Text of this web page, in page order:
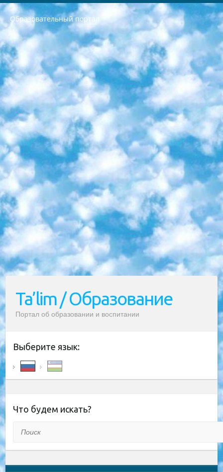
Образовательный портал
РЕСПУБЛИКА УЗБЕКИСТАН МИНИСТРЕРСТВО ДОШКОЛЬНОГО И ШКОЛЬНОГО ОБРАЗОВАНИЯ КОМАНДА в общеобразовательных учреждениях в 2023-2024 учебном году организация и проведение итоговой государственной аттестации обучающихся о Министра дошкольного и школьного образования Республики Узбекистан от 4 марта 2008 года (постановлением Минюста от 20 марта 2008 года № 1778 государственной регистрации) «Итоговое состояние учащихся общего среднего образования на основании положения об утверждении положения об аттестации общего среднего образования выпускной экзамен студентов в образовательных учреждениях в 2023-2024 учебном году В целях организации и прохождения аттестации приказываю: 1. Следующее: перечень предметов, по которым будет проводиться итоговая государственная аттестация и экзамен формы перевода согласно приложению 1; сертификаты международного образца, оценивающие уровень владения иностранными языками перечень согласно приложению 2; 2. Педагогический при специализированных образовательных учреждениях. научно-практический центр квалификации и международной оценки (Д.Давидова) 2024 г. До 25 марта: задания по предметам, по которым будет проводиться итоговая аттестация разработка и утверждение технических условий; итоговая аттестация на основании разработанного предметного задания разработка вопросов по предметам (устно и письменно), экзамен передача; общеобразовательные средние школы и специальные учебные заведения учащиеся выпускных классов школ и интернатов в агентской системе подготовка базы данных экзаменационных материалов и критериев оценки; перевод базы экзаменационных материалов на все языки обучения подать в Республиканский образовательный центр для изготовления; варианты экзаменов на основе разработанных контрольных материалов пусть будут поставлены задачи формирования. 3. Республиканский образовательный центр (Ш.Худайкулов) до 5 апреля 2024 года. до: база данных предоставленных экзаменационных материалов на все языки обучения перевод и экспертиза; для слепых, слабовидящих, глухих, слабослышащих и умственно отсталых детей учащиеся выпускных классов специализированных школ и школ-интернатов база данных экзаменационных материалов на всех преподаваемых языках подготовка критериев оценки; специализированные школы для умственно отсталых детей и технологии для учащихся выпускных классов школ-интернатов разработка соответствующих рекомендаций и критериев проведения ЕГЭ по естествознанию давать задания. 4. Педагогический при специализированных образовательных учреждениях. Научно-практический центр навыков и международной оценки (Д.Давидова), Республика образовательный центр (Худайкулов Ш.) итоговый государственный аттестационный экзамен ориентирован на творческое и логическое мышление при подготовке базы материалов учитывать введение заданий. 5. Следует отметить, что: сертификат государственного образца о знании общеобразовательного предмета и как минимум национальный уровень B1 по предметам на иностранных языках, указанным в Приложении 2. или международно признанный сертификат эквивалентного уровня студенты, изучающие определенный предмет, освобождаются от экзамена; по соответствующим предметам запланирована итоговая государственная аттестация за день до дня, путем жеребьевки Рабочей группой (в письменной форме по предметам, проводимым в форме) из числа сформированных вариантов выбрано 2 варианта; 2 выбранных варианта экзамена анонсированы на официальном сайте министерства и все выпускники по всей стране на основе этих вариантов проводит итоговую государственную аттестацию. 6. Государственное образование учащихся средних общеобразовательных учреждений. знания в соответствии с квалификационными требованиями, которые необходимо приобрести на основании стандартов итоговый (выпускной) контроль для 9 и 11 классов в целях тестирования Экзамены (далее – экзамены) состоят из предметов, перечисленных в приложении 1. будет сделано. 7. Экзамены пройдут с 26 мая по 15 июня 2024 г. (кроме науки физического воспитания). 8. Физическая для учащихся 9 классов общесредних образовательных учреждений. Экзамены по предмету «Образование, квалификация медицина» 1-6 мая 2024 года. сотрудники перевести под присмотр (с отклонениями в физическом или умственном развитии) специализированная школа для детей, школы-интернаты и со сколиозом школы-интернаты санаторного типа для больных детей исключены). 9. Он был слепым, слабовидящим и имел нарушения опорно-двигательного аппарата. экзамены в специализированных школах и интернатах для детей должны проводиться исходя из требований, предъявляемых к общеобразовательным учреждениям (физкультура кроме науки). 10. Специализированная школа для глухих и слабослышащих детей. и экзамены в интернатах и быть реализован в виде письменного теста по математике. 11. Специальность для умственно отсталых детей. Для 9 класса Родной язык и литературное письмо Государственный язык (язык обучения – узбекский). для неклассов) написано Математическое письмо Письменная/устная история Узбекистана Физическое воспитание практично Итоговый контроль Для 11 класса Написание родного языка и литературы (эссе) Математическое письмо Узбекский язык (обучение на узбекском языке) не посещающее общее среднее образование для учреждений)/Образовательное учреждение выбор письменный и устный Иностранный язык письменный/устный Письменная/устная история Узбекистана *По выбору студента:  Химия  Физика  Основы государственного права  География 10 бесплатных образовательных ресурсов - Мы составили подборку онлайн-проектов с интерактивными упражнениями, видеолекциями и статьями. Они помогут вам обрести новые и освежить старые знания бесплатно. 1. «ИНТУИТ» Старейшая образовательная площадка Рунета. Здесь вы найдёте сотни текстовых и видеокурсов на десятки различных тем — от программирования до психологии. Многие курсы подготовлены российскими университетами и крупными международными компаниями вроде Intel и Microsoft. Самостоятельное обучение бесплатное, но желающие могут оплатить услуги персональных наставников. 2. «Смартия» знакомит с актуальными профессиями и подсказывает, как им обучаться. Выбрав заинтересовавшую вас специальность — SMM-специалист, фотограф, веб-дизайнер или другую, — увидите список необходимых для неё умений. Чтобы вы могли освоить их самостоятельно, для каждого умения площадка отображает подборку ссылок на учебные материалы. Хотя «Смартия» ориентируется на русскоязычную аудиторию, часть контента всё же доступна только на английском. 3. «Лекторий Физтеха» Проект Московского физико-технического института (Физтеха). С его помощью вы можете смотреть онлайн серии лекций, записанные на видео в этом вузе. В числе доступных предметов — физика, биология, химия, информационные технологии и другие. К некоторым лекциям администрация ресурса прилагает готовые конспекты, которые можно скачивать в PDF-формате. 4. ITMOcourses Онлайн-площадка Санкт-Петербургского национального исследовательского университета информационных технологий, механики и оптики (ИТМО). Ресурс предоставляет свободный доступ к курсам, разработанным в этом вузе. Каталог материалов разбит на четыре категории: «Оптические системы и технологии», «Приборостроение и робототехника», «Информационные технологии» и «Биотехнологии». Курсы состоят из видеолекций, интерактивных демонстраций и заданий. 5. «КиберЛенинка» Электронная научная библиотека открытого доступа. Каталог площадки регулярно обрастает текстами статей из различных научных изданий. Сгруппированные по журналам и рубрикам публикации можно читать онлайн или скачивать целиком в PDF-формате. Проект нацелен на популяризацию науки за счёт открытого доступа к качественной информации. 6. «ПостНаука» На этом ресурсе публикуют подборки видеолекций, составленные экспертами из разных отраслей и объединённые общими темами. Среди них, к примеру, есть серии «Биоинформатика и геномика», «Культура средневековой Скандинавии» и Cinema Studies о теории кино. Каждая подборка лекций — логически связанная история, рассказанная экспертом от первого лица. Кроме того, на сайте появляются научно-образовательные статьи и тесты на разные темы. 7. «Newочём» Команда проекта «Newочём» отбирает самые интересные тексты из англоязычных СМИ и переводит те из них, за которые голосуют участники сообщества «ВКонтакте». По большей части это научно-популярные статьи. Редакторы придумывают лишь заголовки, в остальном содержание переводов соответствует оригиналам. Полные тексты можно читать прямо в социальной сети. 8. InternetUrok Онлайн-база материалов по основным дисциплинам школьной программы. Информация на сайте структурирована по классам, предметам и темам (урокам). Каждый урок состоит из видеолекций и конспектов. Есть также интерактивные тренажёры и тесты для закрепления пройденного материала. Даже если вы давно окончили школу, возможность повторить программу старших классов всегда может пригодиться. 9. Edutainme Ещё один ресурс об образовании. В отличие от Newtonew, как мне кажется, Edutainme больше ориентируется на представителей индустрии: педагогов, предпринимателей, разработчиков образовательных проектов. Но и любой, кто просто стремится к саморазвитию, найдёт на сайте много полезного и интересного для себя. Например, информацию о новых курсах и образовательных сервисах. 10. Newtonew Онлайн-медиа об образовании и обучении в широком смысле. Авторы Newtonew пишут об инструментах, заведениях, тактиках и стратегиях, которые помогают учить других и получать новые знания самостоятельно. На этой площадке вы найдёте новости, обзоры, аналитические мат
Ta’lim / Образование
Портал об образовании и воспитании
Выберите язык:
Что будем искать?